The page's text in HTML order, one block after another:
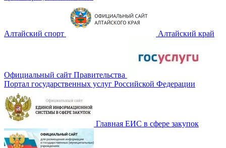
Алтайский спорт Алтайский край
Официальный сайт Правительства
Портал государственных услуг Российской Федерации
Главная ЕИС в сфере закупок